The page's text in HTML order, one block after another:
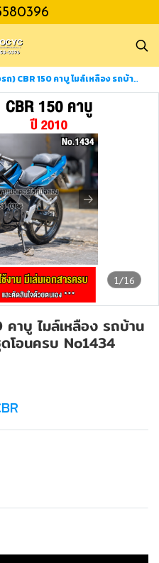
คาบู ไมล์เหลือง รถบ้านเครื่องท่อเดิมๆ เล่มเขียวชุดโอนครบ No1434
1/16
าบู ไมล์เหลือง รถบ้าน
โอนครบ No1434